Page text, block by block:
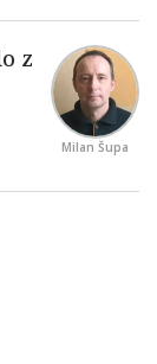
Milan Šupa